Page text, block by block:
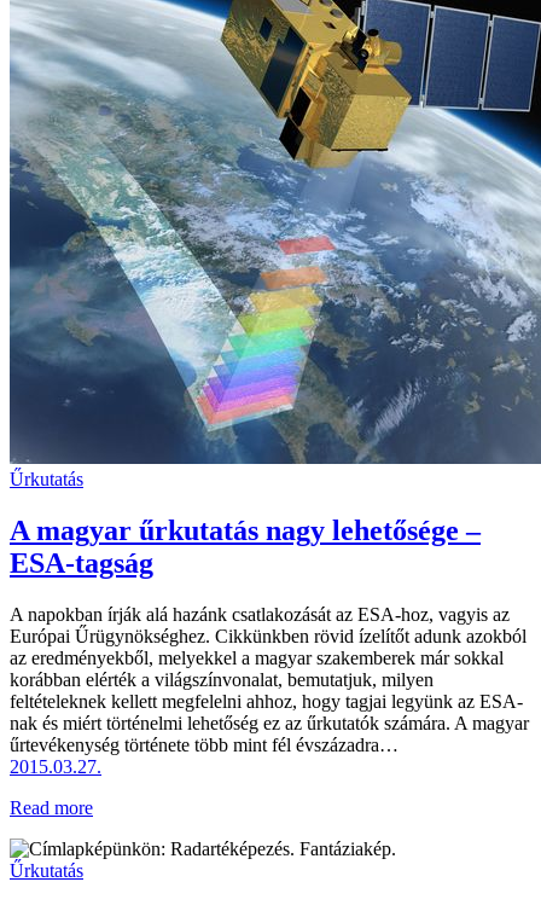
Űrkutatás
A magyar űrkutatás nagy lehetősége –
ESA-tagság
A napokban írják alá hazánk csatlakozását az ESA-hoz, vagyis az
Európai Űrügynökséghez. Cikkünkben rövid ízelítőt adunk azokból
az eredményekből, melyekkel a magyar szakemberek már sokkal
korábban elérték a világszínvonalat, bemutatjuk, milyen
feltételeknek kellett megfelelni ahhoz, hogy tagjai legyünk az ESA-
nak és miért történelmi lehetőség ez az űrkutatók számára. A magyar
űrtevékenység története több mint fél évszázadra…
2015.03.27.
Read more
Űrkutatás